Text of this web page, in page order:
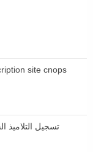
تسجيل التلاميذ